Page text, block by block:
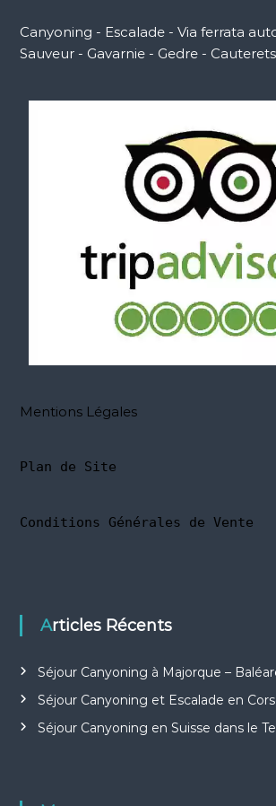
Canyoning - Escalade - Via ferrata
Sauveur - Gavarnie - Gedre - Cauterets
Mentions Légales
Plan de Site
Conditions Générales de Vente
Articles Récents
Séjour Canyoning à Majorque –
Séjour Canyoning et Escalade en
Séjour Canyoning en Suisse dans le